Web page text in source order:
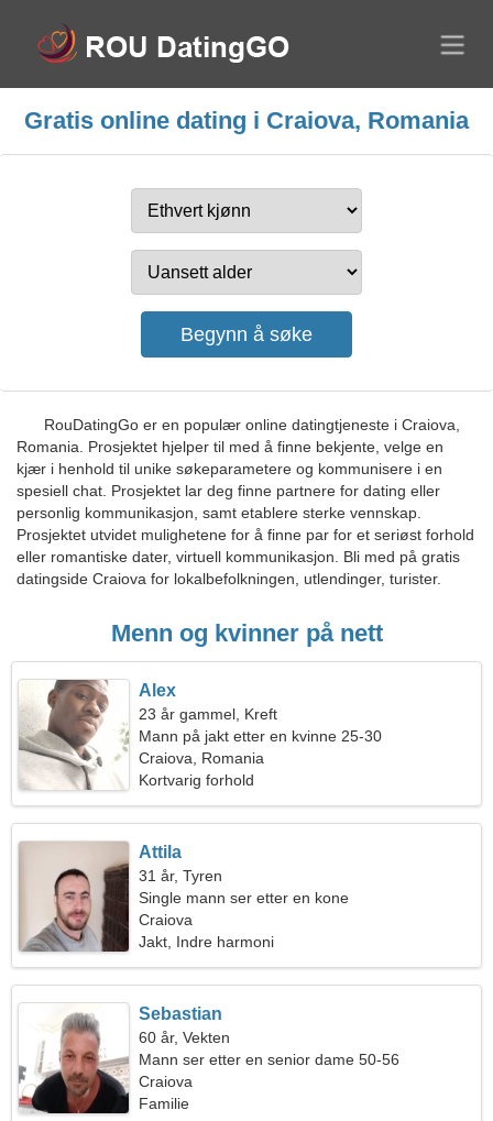
Gratis online dating i Craiova, Romania
RouDatingGo er en populær online datingtjeneste i Craiova,
Romania. Prosjektet hjelper til med å finne bekjente, velge en
kjær i henhold til unike søkeparametere og kommunisere i en
spesiell chat. Prosjektet lar deg finne partnere for dating eller
personlig kommunikasjon, samt etablere sterke vennskap.
Prosjektet utvidet mulighetene for å finne par for et seriøst forhold
eller romantiske dater, virtuell kommunikasjon. Bli med på gratis
datingside Craiova for lokalbefolkningen, utlendinger, turister.
Menn og kvinner på nett
Alex
23 år gammel, Kreft
Mann på jakt etter en kvinne 25-30
Craiova, Romania
Kortvarig forhold
Attila
31 år, Tyren
Single mann ser etter en kone
Craiova
Jakt, Indre harmoni
Sebastian
60 år, Vekten
Mann ser etter en senior dame 50-56
Craiova
Familie